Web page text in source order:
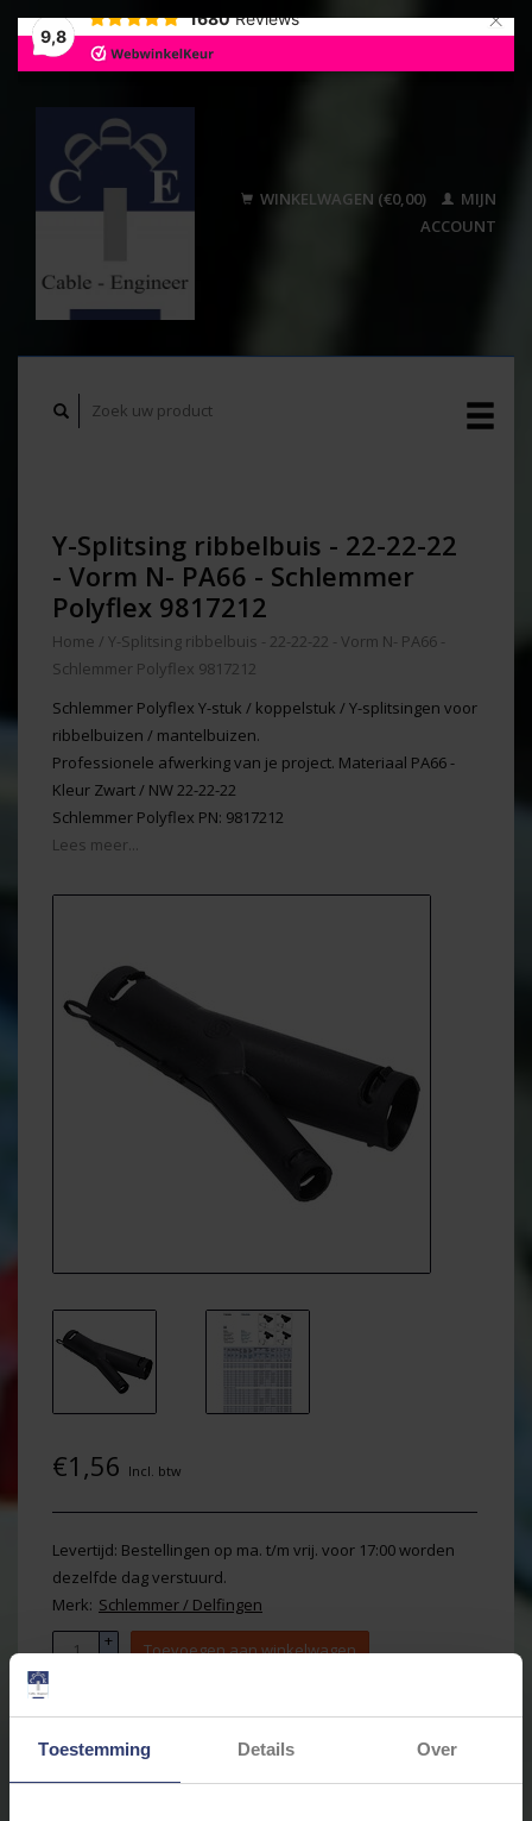
Toestemming Details Over
9,8
1680 Reviews ×
WINKELWAGEN (€0,00)
MIJN
ACCOUNT
Y-Splitsing ribbelbuis - 22-22-22
- Vorm N- PA66 - Schlemmer
Polyflex 9817212
Home / Y-Splitsing ribbelbuis - 22-22-22 - Vorm N- PA66 -
Schlemmer Polyflex 9817212
Schlemmer Polyflex Y-stuk / koppelstuk / Y-splitsingen voor
ribbelbuizen / mantelbuizen.
Professionele afwerking van je project. Materiaal PA66 -
Kleur Zwart / NW 22-22-22
Schlemmer Polyflex PN: 9817212
Lees meer...
€1,56 Incl. btw
Levertijd: Bestellingen op ma. t/m vrij. voor 17:00 worden
dezelfde dag verstuurd.
Merk: Schlemmer / Delfingen
+
- Toevoegen aan winkelwagen
Email ons over dit product
Aan verlanglijst toevoegen